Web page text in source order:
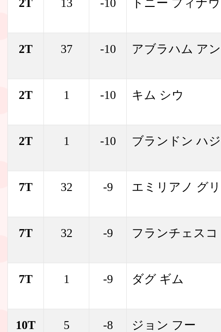
2T 13 -10 トニー フィナウ
2T 37 -10 アブラハム ア
2T 1 -10 キム シウ
2T 1 -10 ブランドン ハ
7T 32 -9 エミリアノ グ
7T 32 -9 フランチェス
7T 1 -9 ダグ ギム
10T 5 -8 ジョン フー